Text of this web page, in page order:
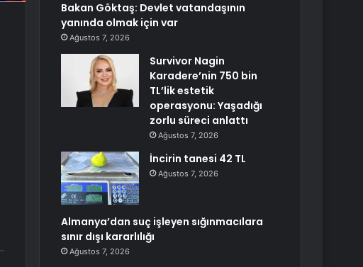
Bakan Göktaş: Devlet vatandaşının
yanında olmak için var
Ağustos 7, 2026
Survivor Nagin
Karadere’nin 750 bin
TL’lik estetik
operasyonu: Yaşadığı
zorlu süreci anlattı
Ağustos 7, 2026
İncirin tanesi 42 TL
Ağustos 7, 2026
Almanya’dan suç işleyen sığınmacılara
sınır dışı kararlılığı
Ağustos 7, 2026